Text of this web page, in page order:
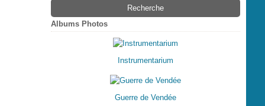
Albums Photos
Instrumentarium
Guerre de Vendée